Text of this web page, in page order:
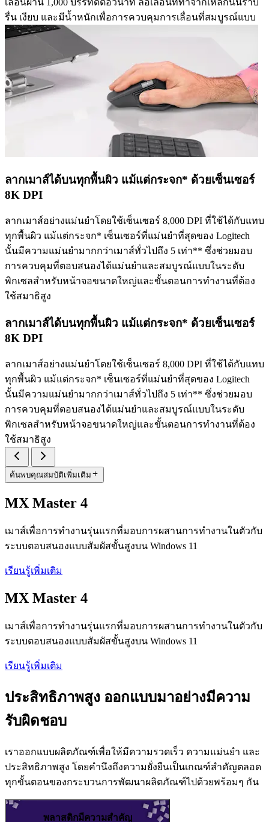
เลื่อนผ่าน 1,000 บรรทัดต่อวินาที ล้อเลื่อนที่ทำจากเหล็กนั้นราบ
รื่น เงียบ และมีน้ำหนักเพื่อการควบคุมการเลื่อนที่สมบูรณ์แบบ
ลากเมาส์ได้บนทุกพื้นผิว แม้แต่กระจก* ด้วยเซ็นเซอร์
8K DPI
ลากเมาส์อย่างแม่นยำโดยใช้เซ็นเซอร์ 8,000 DPI ที่ใช้ได้กับแทบ
ทุกพื้นผิว แม้แต่กระจก* เซ็นเซอร์ที่แม่นยำที่สุดของ Logitech
นั้นมีความแม่นยำมากกว่าเมาส์ทั่วไปถึง 5 เท่า** ซึ่งช่วยมอบ
การควบคุมที่ตอบสนองได้แม่นยำและสมบูรณ์แบบในระดับ
พิกเซลสำหรับหน้าจอขนาดใหญ่และขั้นตอนการทำงานที่ต้อง
ใช้สมาธิสูง
ลากเมาส์ได้บนทุกพื้นผิว แม้แต่กระจก* ด้วยเซ็นเซอร์
8K DPI
ลากเมาส์อย่างแม่นยำโดยใช้เซ็นเซอร์ 8,000 DPI ที่ใช้ได้กับแทบ
ทุกพื้นผิว แม้แต่กระจก* เซ็นเซอร์ที่แม่นยำที่สุดของ Logitech
นั้นมีความแม่นยำมากกว่าเมาส์ทั่วไปถึง 5 เท่า** ซึ่งช่วยมอบ
การควบคุมที่ตอบสนองได้แม่นยำและสมบูรณ์แบบในระดับ
พิกเซลสำหรับหน้าจอขนาดใหญ่และขั้นตอนการทำงานที่ต้อง
ใช้สมาธิสูง
ค้นพบคุณสมบัติเพิ่มเติม
MX Master 4
เมาส์เพื่อการทำงานรุ่นแรกที่มอบการผสานการทำงานในตัวกับ
ระบบตอบสนองแบบสัมผัสขั้นสูงบน Windows 11
เรียนรู้เพิ่มเติม
MX Master 4
เมาส์เพื่อการทำงานรุ่นแรกที่มอบการผสานการทำงานในตัวกับ
ระบบตอบสนองแบบสัมผัสขั้นสูงบน Windows 11
เรียนรู้เพิ่มเติม
ประสิทธิภาพสูง ออกแบบมาอย่างมีความ
รับผิดชอบ
เราออกแบบผลิตภัณฑ์เพื่อให้มีความรวดเร็ว ความแม่นยำ และ
ประสิทธิภาพสูง โดยคำนึงถึงความยั่งยืนเป็นเกณฑ์สำคัญตลอด
ทุกขั้นตอนของกระบวนการพัฒนาผลิตภัณฑ์ไปด้วยพร้อมๆ กัน
พลาสติกมีความสำคัญ